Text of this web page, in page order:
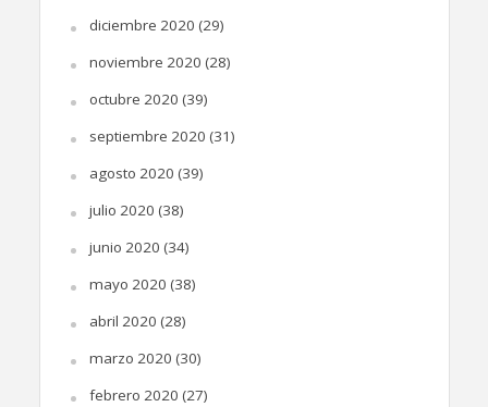
diciembre 2020 (29)
noviembre 2020 (28)
octubre 2020 (39)
septiembre 2020 (31)
agosto 2020 (39)
julio 2020 (38)
junio 2020 (34)
mayo 2020 (38)
abril 2020 (28)
marzo 2020 (30)
febrero 2020 (27)